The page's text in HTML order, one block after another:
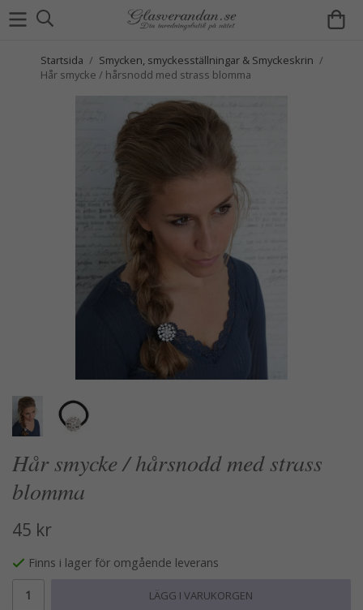
Startsida / Smycken, smyckesställningar & Smyckeskrin /
Hår smycke / hårsnodd med strass blomma
Hår smycke / hårsnodd med strass
blomma
45 kr
Finns i lager för omgående leverans
LÄGG I VARUKORGEN